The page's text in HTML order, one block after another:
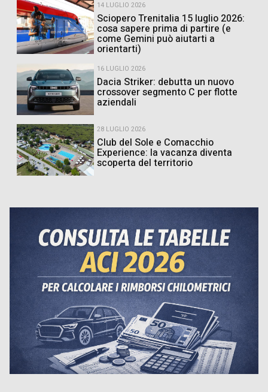
14 LUGLIO 2026
Sciopero Trenitalia 15 luglio 2026:
cosa sapere prima di partire (e
come Gemini può aiutarti a
orientarti)
16 LUGLIO 2026
Dacia Striker: debutta un nuovo
crossover segmento C per flotte
aziendali
28 LUGLIO 2026
Club del Sole e Comacchio
Experience: la vacanza diventa
scoperta del territorio